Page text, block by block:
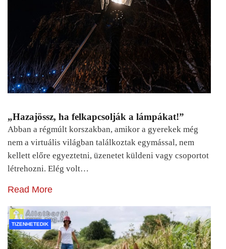
„Hazajössz, ha felkapcsolják a lámpákat!”
Abban a régmúlt korszakban, amikor a gyerekek még
nem a virtuális világban találkoztak egymással, nem
kellett előre egyeztetni, üzenetet küldeni vagy csoportot
létrehozni. Elég volt…
Read More
TIZENHETEDIK